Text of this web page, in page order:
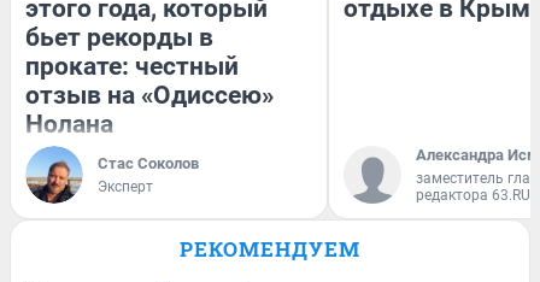
этого года, который
бьет рекорды в
прокате: честный
отзыв на «Одиссею»
Нолана
Стас Соколов
Эксперт
отдыхе в
Александра
заместитель
редактора 63.RU
РЕКОМЕНДУЕМ